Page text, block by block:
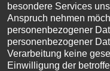
besondere Services
Anspruch nehmen
personenbezogener
personenbezogener
Verarbeitung keine
Einwilligung der